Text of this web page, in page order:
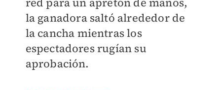
la ganadora saltó alrededor de
la cancha mientras los
espectadores rugían su
aprobación.